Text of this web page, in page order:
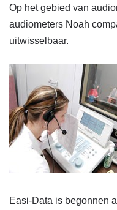
Op het gebied van
audiometers Noah
uitwisselbaar.
Easi-Data is begonnen